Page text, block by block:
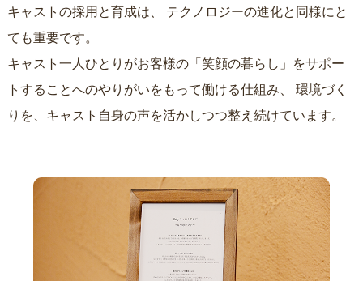
キャストの採用と育成は、
ても重要です。
キャスト一人ひとりがお客様の「笑顔の暮らし」をサポー
トすることへのやりがいをもって働ける仕組み、
りを、キャスト自身の声を活かしつつ整え続けています。